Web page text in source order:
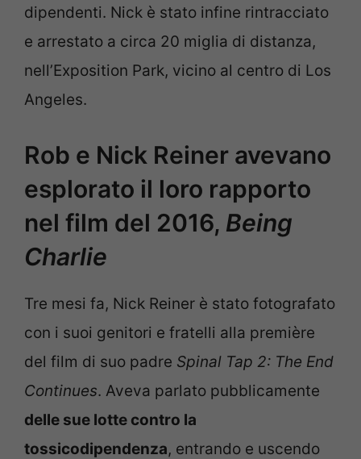
dipendenti. Nick è stato infine rintracciato
e arrestato a circa 20 miglia di distanza,
nell’Exposition Park, vicino al centro di Los
Angeles.
Rob e Nick Reiner avevano
esplorato il loro rapporto
nel film del 2016, Being
Charlie
Tre mesi fa, Nick Reiner è stato fotografato
con i suoi genitori e fratelli alla première
del film di suo padre Spinal Tap 2: The End
Continues. Aveva parlato pubblicamente
delle sue lotte contro la
tossicodipendenza, entrando e uscendo